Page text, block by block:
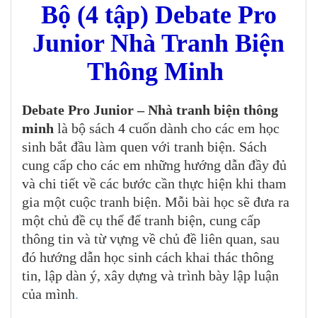
Bộ (4 tập) Debate Pro
Junior Nhà Tranh Biện
Thông Minh
Debate Pro Junior – Nhà tranh biện thông
minh là bộ sách 4 cuốn dành cho các em học
sinh bắt đầu làm quen với tranh biện. Sách
cung cấp cho các em những hướng dẫn đầy đủ
và chi tiết về các bước cần thực hiện khi tham
gia một cuộc tranh biện. Mỗi bài học sẽ đưa ra
một chủ đề cụ thể để tranh biện, cung cấp
thông tin và từ vựng về chủ đề liên quan, sau
đó hướng dẫn học sinh cách khai thác thông
tin, lập dàn ý, xây dựng và trình bày lập luận
của mình.